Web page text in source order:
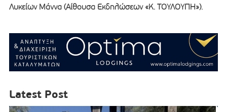
Λυκείων Μάννα (Αίθουσα Εκδηλώσεων «Κ. ΤΟΥΛΟΥΠΗ»).
Latest Post